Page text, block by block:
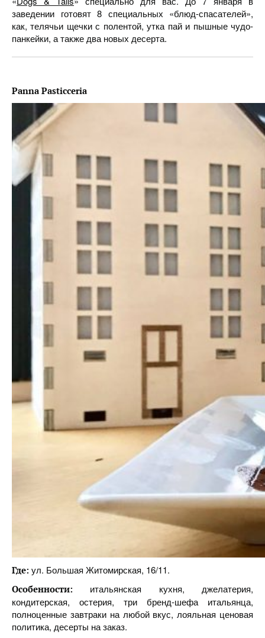
заведении готовят 8 специальных «блюд-спасателей»,
как, телячьи щечки с полентой, утка пай и пышные чудо-
панкейки, а также два новых десерта.
Panna Pasticceria
Где: ул. Большая Житомирская, 16/11.
Особенности: итальянская кухня, джелатерия,
кондитерская, остерия, три бренд-шефа итальянца,
полноценные завтраки на любой вкус, лояльная ценовая
политика, десерты на заказ.